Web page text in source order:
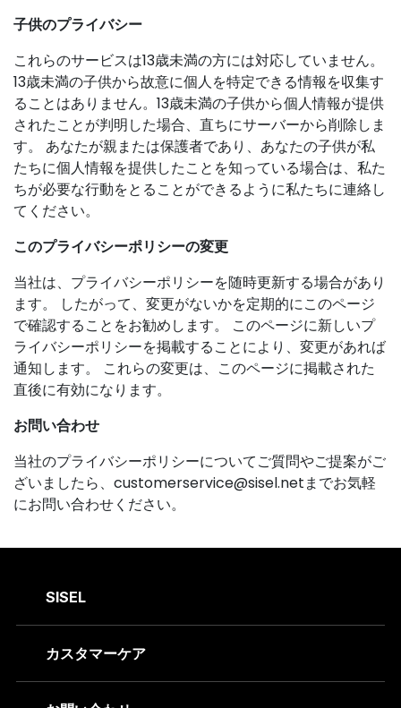
子供のプライバシー
これらのサービスは13歳未満の方には対応していません。
13歳未満の子供から故意に個人を特定できる情報を収集す
ることはありません。13歳未満の子供から個人情報が提供
されたことが判明した場合、直ちにサーバーから削除しま
す。 あなたが親または保護者であり、あなたの子供が私
たちに個人情報を提供したことを知っている場合は、私た
ちが必要な行動をとることができるように私たちに連絡し
てください。
このプライバシーポリシーの変更
当社は、プライバシーポリシーを随時更新する場合があり
ます。 したがって、変更がないかを定期的にこのページ
で確認することをお勧めします。 このページに新しいプ
ライバシーポリシーを掲載することにより、変更があれば
通知します。 これらの変更は、このページに掲載された
直後に有効になります。
お問い合わせ
当社のプライバシーポリシーについてご質問やご提案がご
ざいましたら、 customerservice@sisel.netまでお気軽
にお問い合わせください。
SISEL
カスタマーケア